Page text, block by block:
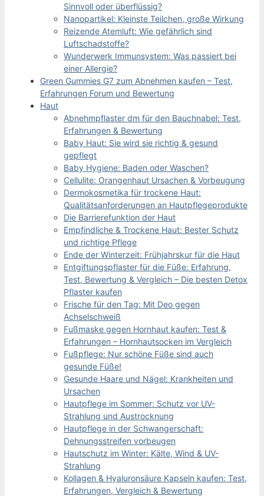
Sinnvoll oder überflüssig?
Nanopartikel: Kleinste Teilchen, große Wirkung
Reizende Atemluft: Wie gefährlich sind
Luftschadstoffe?
Wunderwerk Immunsystem: Was passiert bei
einer Allergie?
Green Gummies G7 zum Abnehmen kaufen – Test,
Erfahrungen Forum und Bewertung
Haut
Abnehmpflaster dm für den Bauchnabel: Test,
Erfahrungen & Bewertung
Baby Haut: Sie wird sie richtig & gesund
gepflegt
Baby Hygiene: Baden oder Waschen?
Cellulite: Orangenhaut Ursachen & Vorbeugung
Dermokosmetika für trockene Haut:
Qualitätsanforderungen an Hautpflegeprodukte
Die Barrierefunktion der Haut
Empfindliche & Trockene Haut: Bester Schutz
und richtige Pflege
Ende der Winterzeit: Frühjahrskur für die Haut
Entgiftungspflaster für die Füße: Erfahrung,
Test, Bewertung & Vergleich – Die besten Detox
Pflaster kaufen
Frische für den Tag: Mit Deo gegen
Achselschweiß
Fußmaske gegen Hornhaut kaufen: Test &
Erfahrungen – Hornhautsocken im Vergleich
Fußpflege: Nur schöne Füße sind auch
gesunde Füße!
Gesunde Haare und Nägel: Krankheiten und
Ursachen
Hautpflege im Sommer: Schutz vor UV-
Strahlung und Austrocknung
Hautpflege in der Schwangerschaft:
Dehnungsstreifen vorbeugen
Hautschutz im Winter: Kälte, Wind & UV-
Strahlung
Kollagen & Hyaluronsäure Kapseln kaufen: Test,
Erfahrungen, Vergleich & Bewertung